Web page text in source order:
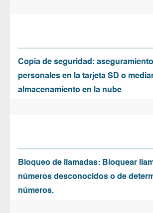
Copia de seguridad:
personales en la tarjeta SD o
almacenamiento en la nube
Bloqueo de llamadas: Bloquear
números desconocidos o de
números.